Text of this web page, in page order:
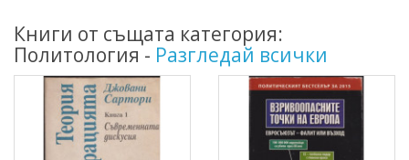
Книги от същата категория:
Политология - Разгледай всички